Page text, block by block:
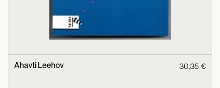
Ahavti Leehov 30,35 €